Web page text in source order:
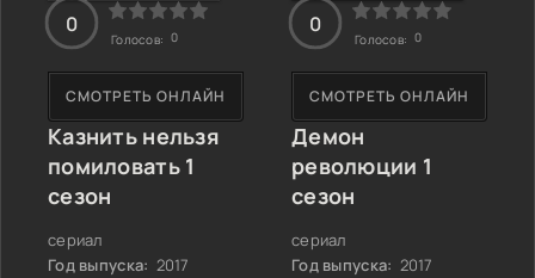
Казнить нельзя
помиловать 1
сезон
сериал
Год выпуска: 2017
СМОТРЕТЬ ОНЛАЙН
0
Голосов: 0
Демон
революции 1
сезон
сериал
Год выпуска: 2017
СМОТРЕТЬ ОНЛАЙН
0
Голосов: 0